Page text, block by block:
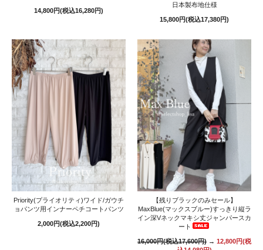
14,800円(税込16,280円)
日本製布地仕様
15,800円(税込17,380円)
Priority(プライオリティ)ワイド/ガウチ
ョパンツ用インナーペチコートパンツ
2,000円(税込2,200円)
【残りブラックのみセール】
MaxBlue(マックスブルー)すっきり縦ラ
イン深Vネックマキシ丈ジャンパースカ
ート
16,000円(税込17,600円) → 12,800円(税